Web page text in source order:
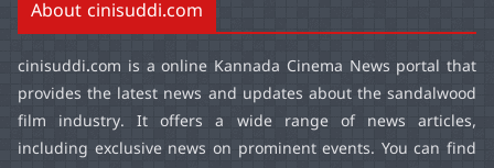
About cinisuddi.com
cinisuddi.com is a online Kannada Cinema News portal that
provides the latest news and updates about the sandalwood
film industry. It offers a wide range of news articles,
including exclusive news on prominent events. You can find